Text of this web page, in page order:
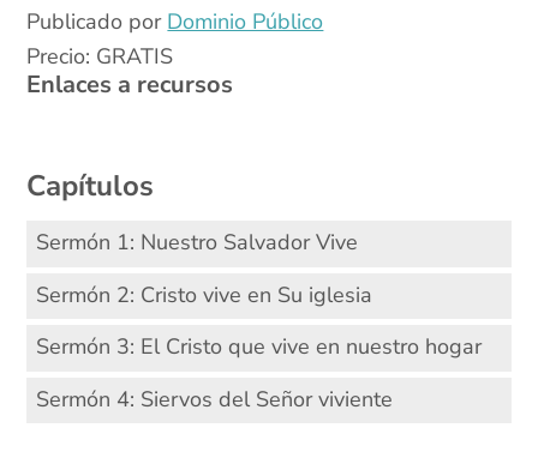
Publicado por Dominio Público
Precio: GRATIS
Enlaces a recursos
Capítulos
Sermón 1: Nuestro Salvador Vive
Sermón 2: Cristo vive en Su iglesia
Sermón 3: El Cristo que vive en nuestro hogar
Sermón 4: Siervos del Señor viviente